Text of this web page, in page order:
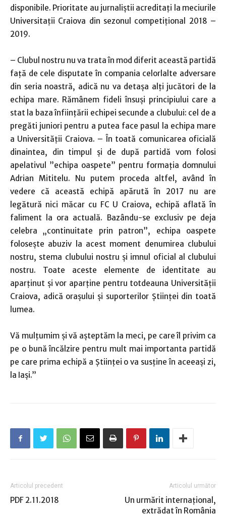
disponibile. Prioritate au jurnaliștii acreditați la meciurile
Universitații Craiova din sezonul competițional 2018 –
2019.
– Clubul nostru nu va trata în mod diferit această partidă
față de cele disputate în compania celorlalte adversare
din seria noastră, adică nu va detașa alți jucători de la
echipa mare. Rămânem fideli însuși principiului care a
stat la baza înființării echipei secunde a clubului: cel de a
pregăti juniori pentru a putea face pasul la echipa mare
a Universității Craiova. – În toată comunicarea oficială
dinaintea, din timpul și de după partidă vom folosi
apelativul ”echipa oaspete” pentru formația domnului
Adrian Mititelu. Nu putem proceda altfel, având în
vedere că această echipă apărută în 2017 nu are
legătură nici măcar cu FC U Craiova, echipă aflată în
faliment la ora actuală. Bazându-se exclusiv pe deja
celebra „continuitate prin patron”, echipa oaspete
folosește abuziv la acest moment denumirea clubului
nostru, stema clubului nostru și imnul oficial al clubului
nostru. Toate aceste elemente de identitate au
aparținut și vor aparține pentru totdeauna Universității
Craiova, adică orașului și suporterilor Științei din toată
lumea.
Vă mulțumim și vă așteptăm la meci, pe care îl privim ca
pe o bună încălzire pentru mult mai importanta partidă
pe care prima echipă a Științei o va susține în aceeași zi,
la Iași.”
Articolul precedent
PDF 2.11.2018
Articolul următor
Un urmărit internaţional,
extrădat în România